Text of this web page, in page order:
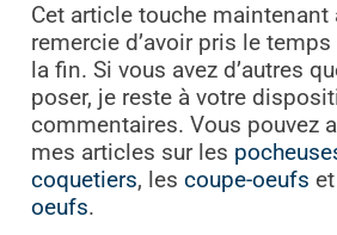
Cet article touche maintenant
remercie d’avoir pris le temps
la fin. Si vous avez d’autres
poser, je reste à votre
commentaires. Vous pouvez
mes articles sur les
coquetiers, les coupe-oeufs
oeufs.